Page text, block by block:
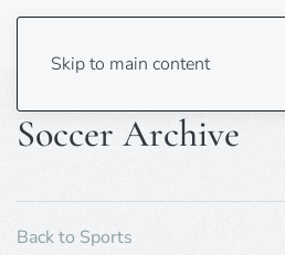
Skip to main content
Soccer Archive
Back to Sports